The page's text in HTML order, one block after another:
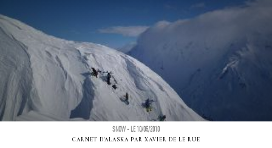
SNOW - LE 10/05/2010
CARNET D'ALASKA PAR XAVIER DE LE RUE